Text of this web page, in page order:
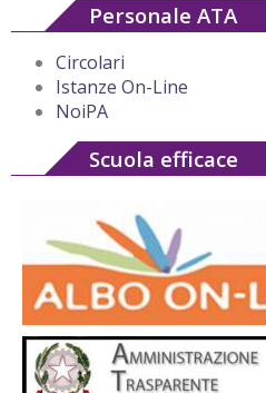
Personale ATA
Circolari
Istanze On-Line
NoiPA
Scuola efficace